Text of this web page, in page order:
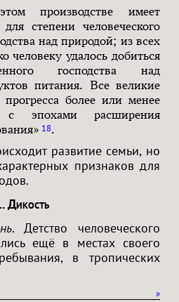
производстве имеет
степени человеческого
над природой; из всех
человеку удалось добиться
господства над
питания. Все великие
прогресса более или менее
с эпохами расширения
18.
развитие семьи, но
признаков для
Дикость
. Детство человеческого
ещё в местах своего
в тропических
»